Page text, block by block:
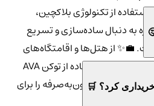
از تکنولوژی بلاکچین،
به دنبال ساده‌سازی و تسریع
💼✨ از هتل‌ها و اقامتگاه‌های
لوکس گرفته تا پروازهای اقتصادی، تراوالا با استفاده از توکن AVA
دغدغه و مقرون‌به‌صرفه را برای